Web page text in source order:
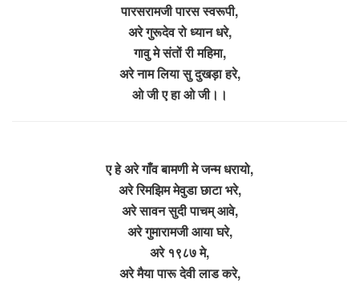
पारसरामजी पारस स्वरूपी,
अरे गुरूदेव रो ध्यान धरे,
गावु मे संतों री महिमा,
अरे नाम लिया सु दुखड़ा हरे,
ओ जी ए हा ओ जी।।
ए हे अरे गाँव बामणी मे जन्म धरायो,
अरे रिमझिम मेवुडा छाटा भरे,
अरे सावन सुदी पाचम् आवे,
अरे गुमारामजी आया घरे,
अरे १९८७ मे,
अरे मैया पारू देवी लाड करे,